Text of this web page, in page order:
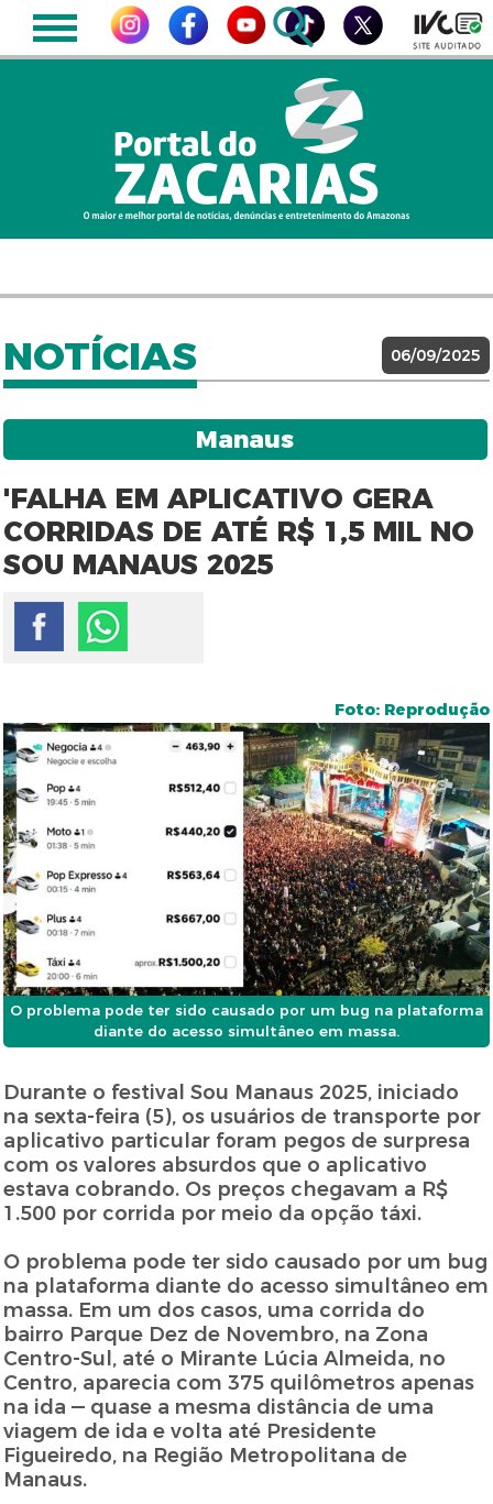
NOTÍCIAS 06/09/2025
Manaus
'FALHA EM APLICATIVO GERA
CORRIDAS DE ATÉ R$ 1,5 MIL NO
SOU MANAUS 2025
Foto: Reprodução
O problema pode ter sido causado por um bug na plataforma
diante do acesso simultâneo em massa.
Durante o festival Sou Manaus 2025, iniciado
na sexta-feira (5), os usuários de transporte por
aplicativo particular foram pegos de surpresa
com os valores absurdos que o aplicativo
estava cobrando. Os preços chegavam a R$
1.500 por corrida por meio da opção táxi.
O problema pode ter sido causado por um bug
na plataforma diante do acesso simultâneo em
massa. Em um dos casos, uma corrida do
bairro Parque Dez de Novembro, na Zona
Centro-Sul, até o Mirante Lúcia Almeida, no
Centro, aparecia com 375 quilômetros apenas
na ida — quase a mesma distância de uma
viagem de ida e volta até Presidente
Figueiredo, na Região Metropolitana de
Manaus.